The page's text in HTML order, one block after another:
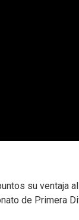
su ventaja
de Primera